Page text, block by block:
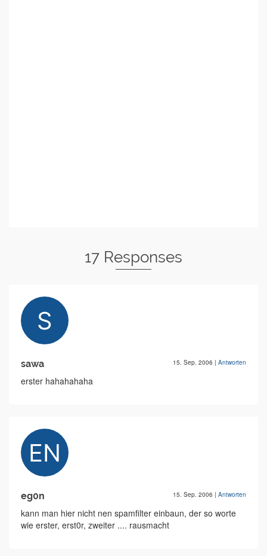
17 Responses
sawa 15. Sep. 2006 | Antworten
erster hahahahaha
eg0n 15. Sep. 2006 | Antworten
kann man hier nicht nen spamfilter einbaun, der so worte
wie erster, erst0r, zweiter .... rausmacht